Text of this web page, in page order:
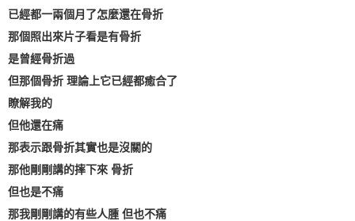
已經都一兩個月了怎麼還在骨折
那個照出來片子看是有骨折
是曾經骨折過
但那個骨折 理論上它已經都癒合了
瞭解我的
但他還在痛
那表示跟骨折其實也是沒關的
那他剛剛講的摔下來 骨折
但也是不痛
那我剛剛講的有些人腫 但也不痛